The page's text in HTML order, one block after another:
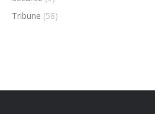
Tribune (58)